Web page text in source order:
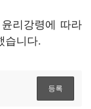
리강령에 따라
습니다.